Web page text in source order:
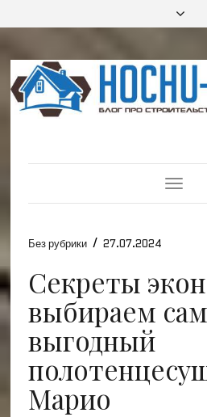
Toggle
Без рубрики / 27.07.2024
Секреты
выбираем
выгодный
Марио